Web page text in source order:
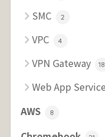
SMC 2
VPC 4
VPN Gateway 18
Web App Service
AWS 8